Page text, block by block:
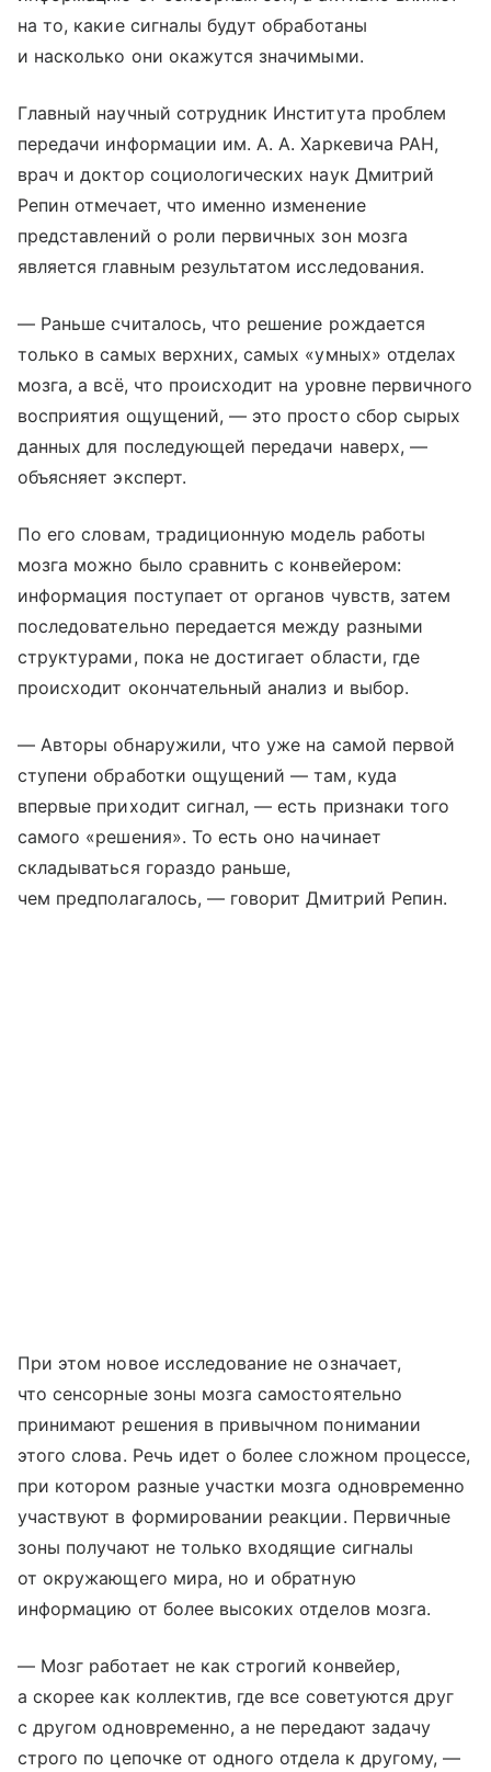
на то, какие сигналы будут обработаны
и насколько они окажутся значимыми.
Главный научный сотрудник Института проблем
передачи информации им. А. А. Харкевича РАН,
врач и доктор социологических наук Дмитрий
Репин отмечает, что именно изменение
представлений о роли первичных зон мозга
является главным результатом исследования.
— Раньше считалось, что решение рождается
только в самых верхних, самых «умных» отделах
мозга, а всё, что происходит на уровне первичного
восприятия ощущений, — это просто сбор сырых
данных для последующей передачи наверх, —
объясняет эксперт.
По его словам, традиционную модель работы
мозга можно было сравнить с конвейером:
информация поступает от органов чувств, затем
последовательно передается между разными
структурами, пока не достигает области, где
происходит окончательный анализ и выбор.
— Авторы обнаружили, что уже на самой первой
ступени обработки ощущений — там, куда
впервые приходит сигнал, — есть признаки того
самого «решения». То есть оно начинает
складываться гораздо раньше,
чем предполагалось, — говорит Дмитрий Репин.
При этом новое исследование не означает,
что сенсорные зоны мозга самостоятельно
принимают решения в привычном понимании
этого слова. Речь идет о более сложном процессе,
при котором разные участки мозга одновременно
участвуют в формировании реакции. Первичные
зоны получают не только входящие сигналы
от окружающего мира, но и обратную
информацию от более высоких отделов мозга.
— Мозг работает не как строгий конвейер,
а скорее как коллектив, где все советуются друг
с другом одновременно, а не передают задачу
строго по цепочке от одного отдела к другому, —